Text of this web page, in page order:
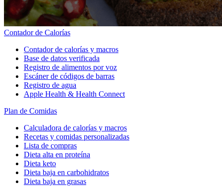
Contador de Calorías
Contador de calorías y macros
Base de datos verificada
Registro de alimentos por voz
Escáner de códigos de barras
Registro de agua
Apple Health & Health Connect
Plan de Comidas
Calculadora de calorías y macros
Recetas y comidas personalizadas
Lista de compras
Dieta alta en proteína
Dieta keto
Dieta baja en carbohidratos
Dieta baja en grasas